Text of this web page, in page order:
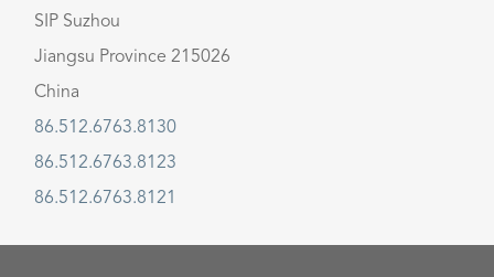
SIP Suzhou
Jiangsu Province 215026
China
86.512.6763.8130
86.512.6763.8123
86.512.6763.8121